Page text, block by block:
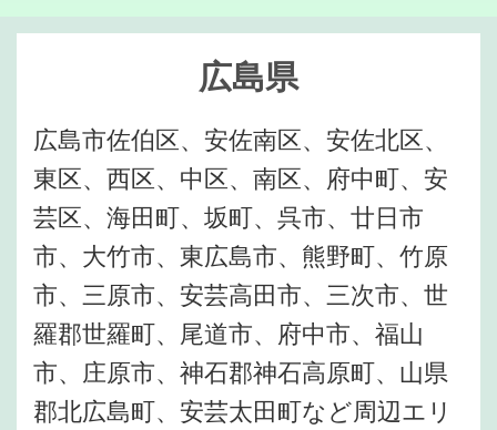
広島県
広島市佐伯区、安佐南区、安佐北区、
東区、西区、中区、南区、府中町、安
芸区、海田町、坂町、呉市、廿日市
市、大竹市、東広島市、熊野町、竹原
市、三原市、安芸高田市、三次市、世
羅郡世羅町、尾道市、府中市、福山
市、庄原市、神石郡神石高原町、山県
郡北広島町、安芸太田町など周辺エリ